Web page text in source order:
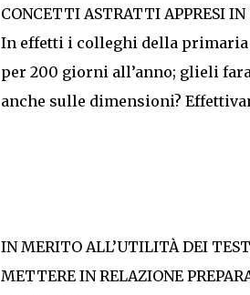
CONCETTI ASTRATTI APPRESI
In effetti i colleghi della primaria
per 200 giorni all’anno; glieli
anche sulle dimensioni?
IN MERITO ALL’UTILITÀ DEI
METTERE IN RELAZIONE